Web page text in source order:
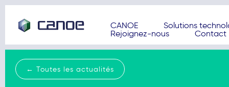
CANOE
Solutions
Rejoignez-nous
Contact
← Toutes les actualités